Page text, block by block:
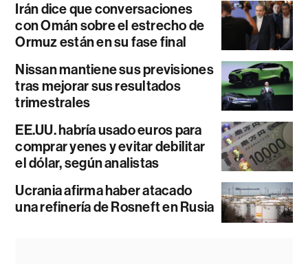
Irán dice que conversaciones
con Omán sobre el estrecho de
Ormuz están en su fase final
Nissan mantiene sus previsiones
tras mejorar sus resultados
trimestrales
EE.UU. habría usado euros para
comprar yenes y evitar debilitar
el dólar, según analistas
Ucrania afirma haber atacado
una refinería de Rosneft en Rusia